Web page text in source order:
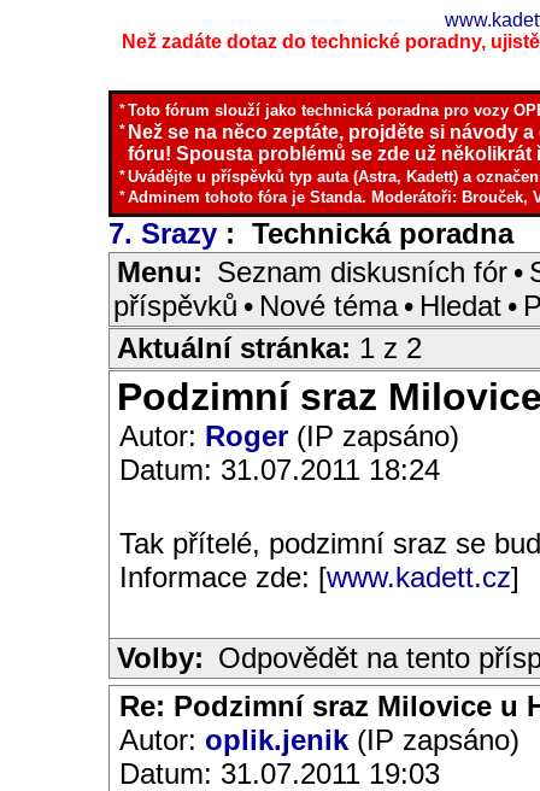
Než zadáte dotaz do technické poradny,
*Toto fórum slouží jako technická poradna pro vozy
* Než se na něco zeptáte, projděte si návody
fóru! Spousta problémů se zde už několikrát
*Uvádějte u příspěvků typ auta (Astra, Kadett) a
*Adminem tohoto fóra je Standa. Moderátoři: Brouček,
7. Srazy : Technická poradna
Menu: Seznam diskusních fór •
příspěvků • Nové téma • Hledat •
Aktuální stránka: 1 z 2
Podzimní sraz
Autor: Roger (IP zapsáno)
Datum: 31.07.2011 18:24
Tak přítelé, podzimní sraz se
Informace zde: [www.kadett.cz]
Volby: Odpovědět na tento
Re: Podzimní sraz Milovice u
Autor: oplik.jenik (IP zapsáno)
Datum: 31.07.2011 19:03